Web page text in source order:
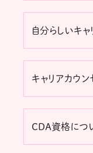
自分らしいキャ
キャリアカウン
CDA資格につ